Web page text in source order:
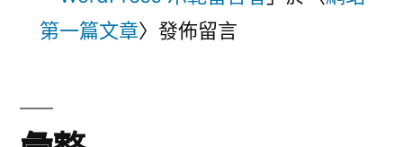
第一篇文章〉發佈留言